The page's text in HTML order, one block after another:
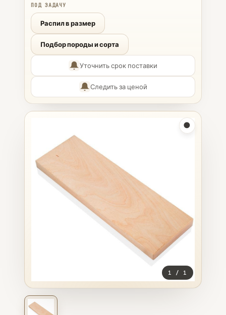
1 / 1
ПОД ЗАДАЧУ
Распил в размер
Подбор породы и сорта
Уточнить срок поставки
Следить за ценой